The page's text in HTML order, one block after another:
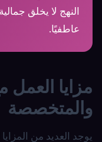
النهج لا يخلق
عاطفيًا.
مزايا العمل
والمتخصصة
يوجد العديد من